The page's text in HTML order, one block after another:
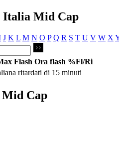
Mid Cap
J K L M N O P Q R S T U V W X
Flash Ora flash %Fl/Ri
ritardati di 15 minuti
Cap